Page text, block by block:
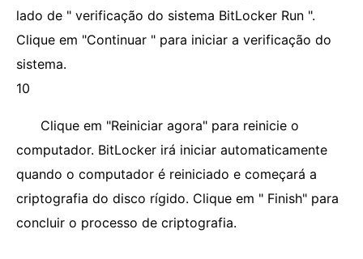
lado de " verificação do sistema BitLocker Run ".
Clique em "Continuar " para iniciar a verificação do
sistema.
10
Clique em "Reiniciar agora" para reinicie o
computador. BitLocker irá iniciar automaticamente
quando o computador é reiniciado e começará a
criptografia do disco rígido. Clique em " Finish" para
concluir o processo de criptografia.